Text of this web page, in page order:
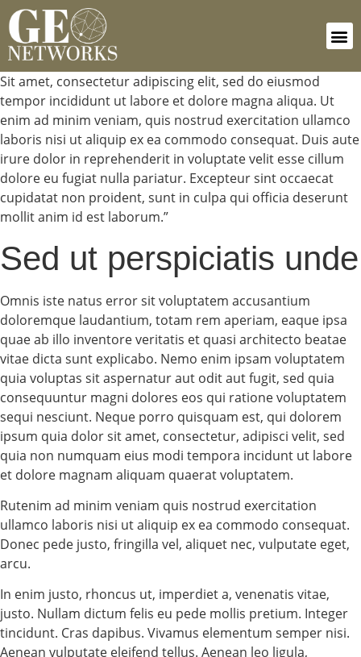
Sit amet, consectetur adipiscing elit, sed do eiusmod
tempor incididunt ut labore et dolore magna aliqua. Ut
enim ad minim veniam, quis nostrud exercitation ullamco
laboris nisi ut aliquip ex ea commodo consequat. Duis aute
irure dolor in reprehenderit in voluptate velit esse cillum
dolore eu fugiat nulla pariatur. Excepteur sint occaecat
cupidatat non proident, sunt in culpa qui officia deserunt
mollit anim id est laborum.”
Sed ut perspiciatis unde
Omnis iste natus error sit voluptatem accusantium
doloremque laudantium, totam rem aperiam, eaque ipsa
quae ab illo inventore veritatis et quasi architecto beatae
vitae dicta sunt explicabo. Nemo enim ipsam voluptatem
quia voluptas sit aspernatur aut odit aut fugit, sed quia
consequuntur magni dolores eos qui ratione voluptatem
sequi nesciunt. Neque porro quisquam est, qui dolorem
ipsum quia dolor sit amet, consectetur, adipisci velit, sed
quia non numquam eius modi tempora incidunt ut labore
et dolore magnam aliquam quaerat voluptatem.
Rutenim ad minim veniam quis nostrud exercitation
ullamco laboris nisi ut aliquip ex ea commodo consequat.
Donec pede justo, fringilla vel, aliquet nec, vulputate eget,
arcu.
In enim justo, rhoncus ut, imperdiet a, venenatis vitae,
justo. Nullam dictum felis eu pede mollis pretium. Integer
tincidunt. Cras dapibus. Vivamus elementum semper nisi.
Aenean vulputate eleifend tellus. Aenean leo ligula,